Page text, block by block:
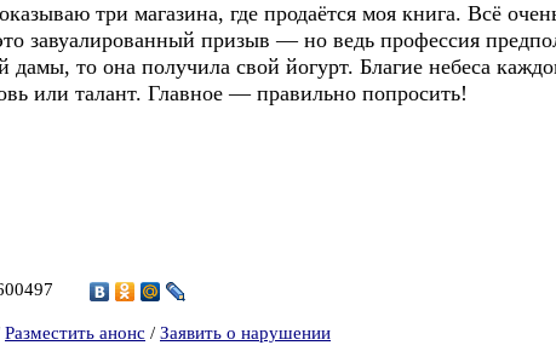
три магазина, где продаётся моя книга. Всё
завуалированный призыв — но ведь профессия
дамы, то она получила свой йогурт. Благие небеса
или талант. Главное — правильно попросить!
Разместить анонс / Заявить о нарушении